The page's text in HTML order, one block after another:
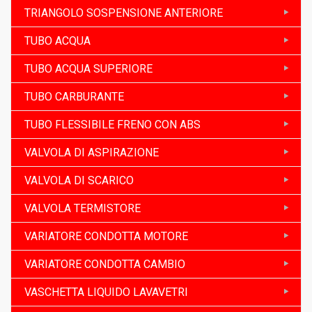
TRIANGOLO SOSPENSIONE ANTERIORE
TUBO ACQUA
TUBO ACQUA SUPERIORE
TUBO CARBURANTE
TUBO FLESSIBILE FRENO CON ABS
VALVOLA DI ASPIRAZIONE
VALVOLA DI SCARICO
VALVOLA TERMISTORE
VARIATORE CONDOTTA MOTORE
VARIATORE CONDOTTA CAMBIO
VASCHETTA LIQUIDO LAVAVETRI